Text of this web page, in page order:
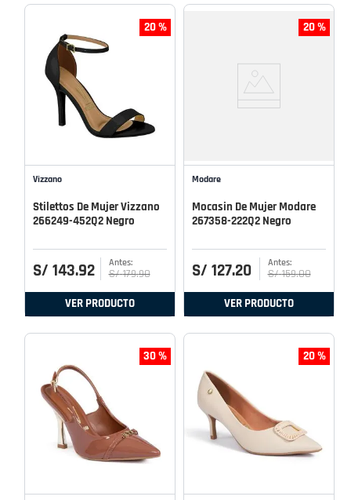
20 %
Vizzano
Stilettos De Mujer Vizzano
266249-452Q2 Negro
S/ 143.92 S/ 179.90
VER PRODUCTO
20 %
Modare
Mocasin De Mujer Modare
267358-222Q2 Negro
S/ 127.20 S/ 159.00
VER PRODUCTO
30 % 20 %